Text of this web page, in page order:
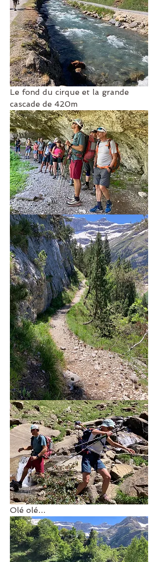
Le fond du cirque et la grande
cascade de 420m
Olé olé…